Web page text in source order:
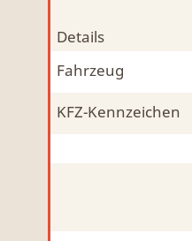
Details
Fahrzeug
KFZ-Kennzeichen